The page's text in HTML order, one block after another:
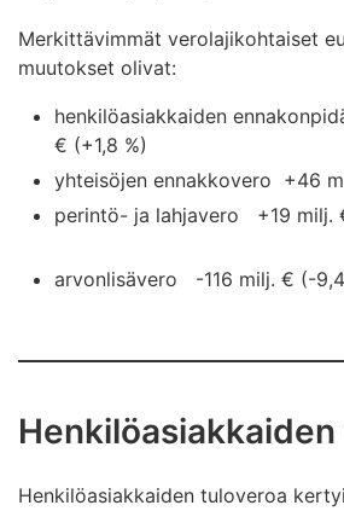
Merkittävimmät verolajikohtaiset
muutokset olivat:
henkilöasiakkaiden
€ (+1,8 %)
yhteisöjen ennakkovero +46
perintö- ja lahjavero +19 milj.
arvonlisävero -116 milj. € (-
Henkilöasiakkaiden tuloveroa